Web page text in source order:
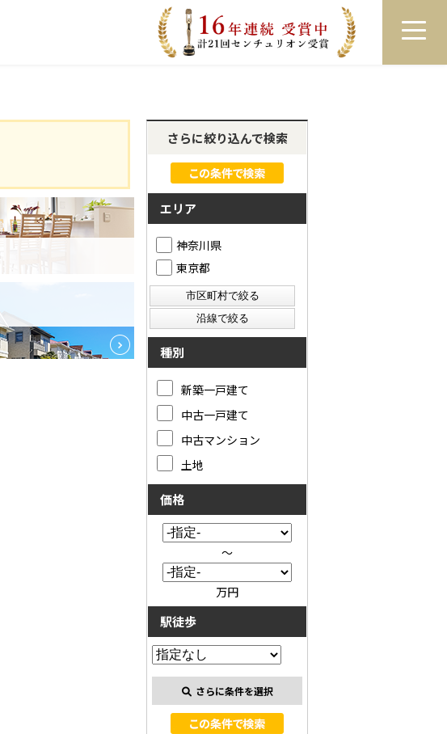
ログイン 来店予約 LINEで相談
さらに絞り込んで検索
エリア
神奈川県
東京都
種別
新築一戸建て
中古一戸建て
中古マンション
土地
価格
～
万円
駅徒歩
さらに条件を選択